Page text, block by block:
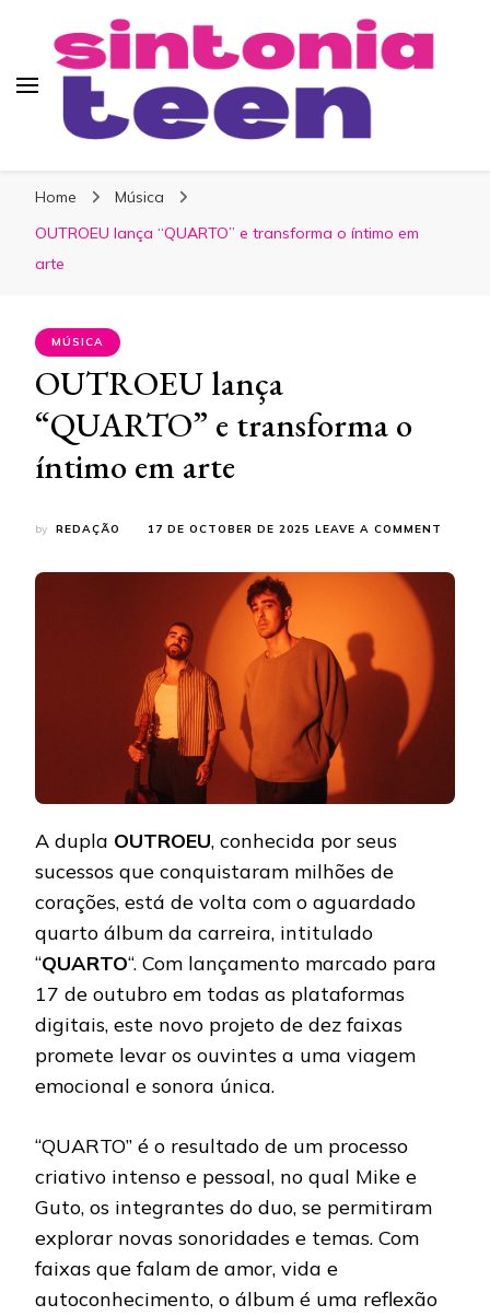
Home
Música
OUTROEU lança “QUARTO” e transforma o íntimo em
arte
MÚSICA
OUTROEU lança
“QUARTO” e transforma o
íntimo em arte
by REDAÇÃO 17 DE OCTOBER DE 2025 LEAVE A COMMENT
A dupla OUTROEU, conhecida por seus
sucessos que conquistaram milhões de
corações, está de volta com o aguardado
quarto álbum da carreira, intitulado
“QUARTO“. Com lançamento marcado para
17 de outubro em todas as plataformas
digitais, este novo projeto de dez faixas
promete levar os ouvintes a uma viagem
emocional e sonora única.
“QUARTO” é o resultado de um processo
criativo intenso e pessoal, no qual Mike e
Guto, os integrantes do duo, se permitiram
explorar novas sonoridades e temas. Com
faixas que falam de amor, vida e
autoconhecimento, o álbum é uma reflexão